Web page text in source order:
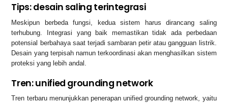
Tips: desain saling terintegrasi
Meskipun berbeda fungsi, kedua sistem harus dirancang saling
terhubung. Integrasi yang baik memastikan tidak ada perbedaan
potensial berbahaya saat terjadi sambaran petir atau gangguan listrik.
Desain yang terpisah namun terkoordinasi akan menghasilkan sistem
proteksi yang lebih andal.
Tren: unified grounding network
Tren terbaru menunjukkan penerapan unified grounding network, yaitu